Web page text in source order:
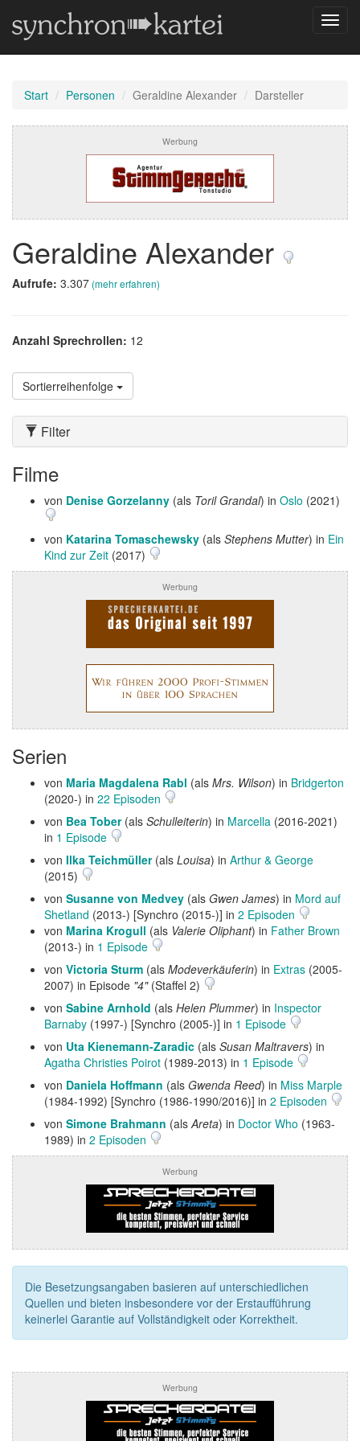
Start Personen Geraldine Alexander Darsteller
Werbung
Geraldine Alexander
Aufrufe: 3.307(mehr erfahren)
Anzahl Sprechrollen: 12
Sortierreihenfolge
Filter
Filme
von Denise Gorzelanny (als Toril Grandal) in Oslo (2021)
von Katarina Tomaschewsky (als Stephens Mutter) in Ein
Kind zur Zeit (2017)
Werbung
Serien
von Maria Magdalena Rabl (als Mrs. Wilson) in Bridgerton
(2020-) in 22 Episoden
von Bea Tober(als Schulleiterin) in Marcella (2016-2021)
in 1 Episode
von Ilka Teichmüller(als Louisa) in Arthur & George
(2015)
von Susanne von Medvey (als Gwen James) in Mord auf
Shetland (2013-) [Synchro (2015-)] in 2 Episoden
von Marina Krogull (als Valerie Oliphant) in Father Brown
(2013-) in 1 Episode
von Victoria Sturm (als Modeverkäuferin) in Extras (2005-
2007) in Episode "4"(Staffel 2)
von Sabine Arnhold (als Helen Plummer) in Inspector
Barnaby (1997-) [Synchro (2005-)] in 1 Episode
von Uta Kienemann-Zaradic (als Susan Maltravers) in
Agatha Christies Poirot (1989-2013) in 1 Episode
von Daniela Hoffmann (als Gwenda Reed) in Miss Marple
(1984-1992) [Synchro (1986-1990/2016)] in 2 Episoden
von Simone Brahmann (alsAreta) in Doctor Who (1963-
1989) in 2 Episoden
Werbung
Die Besetzungsangaben basieren auf unterschiedlichen
Quellen und bieten insbesondere vor der Erstaufführung
keinerlei Garantie auf Vollständigkeit oder Korrektheit.
Werbung